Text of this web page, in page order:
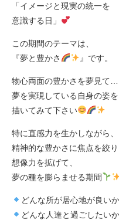
「イメージと現実の統一を
意識する日」
この期間のテーマは、
『夢と豊かさ
』です。
物心両面の豊かさを夢見て…
夢を実現している自身の姿を
描いてみて下さい
特に直感力を生かしながら、
精神的な豊かさに焦点を絞
想像力を拡げて、
夢の種を膨らませる期間
どんな所が居心地が良いか
どんな人達と過ごしたいか